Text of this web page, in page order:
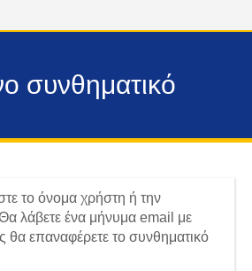
συνθηματικό
το όνομα χρήστη ή την
λάβετε ένα μήνυμα email με
θα επαναφέρετε το συνθηματικό